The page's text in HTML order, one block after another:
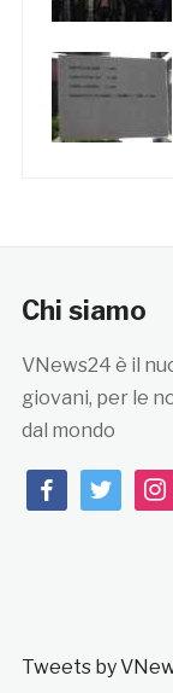
Chi siamo
VNews24 è il
giovani, per le
dal mondo
facebooktwitter
Tweets by